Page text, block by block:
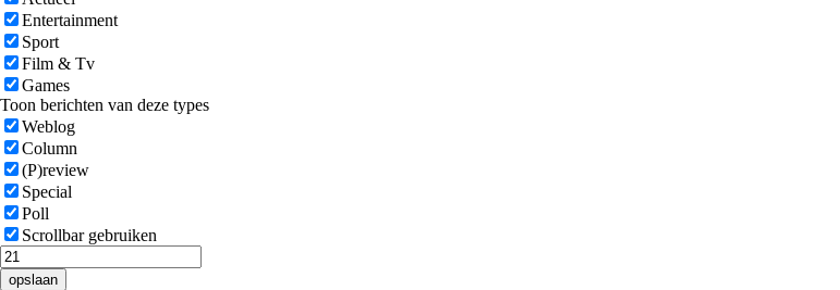
Entertainment
Sport
Film & Tv
Games
Toon berichten van deze types
Weblog
Column
(P)review
Special
Poll
Scrollbar gebruiken
opslaan